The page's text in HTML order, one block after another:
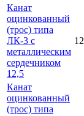
Канат
оцинкованный
(трос) типа
ЛК-3 с
металлическим
сердечником
12,5
Канат
оцинкованный
(трос) типа